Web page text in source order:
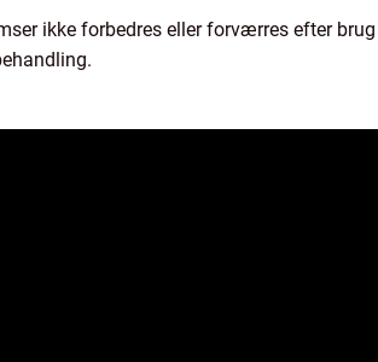
ikke forbedres eller forværres efter